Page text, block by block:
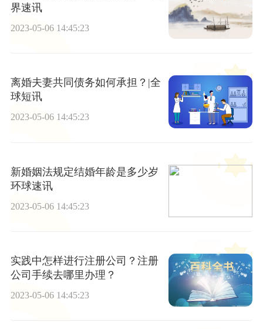
界速讯
2023-05-06 14:45:23
离婚夫妻共同债务如何承担？|全
球短讯
2023-05-06 14:45:23
新婚姻法规定结婚年龄是多少岁
环球速讯
2023-05-06 14:45:23
实践中怎样进行注册公司？注册
公司手续去哪里办理？
2023-05-06 14:45:23